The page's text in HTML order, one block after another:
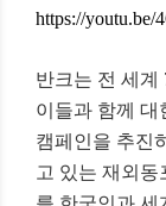
https://
반크는 전 세계
이들과 함께 대
캠페인을 추진
고 있는 재외